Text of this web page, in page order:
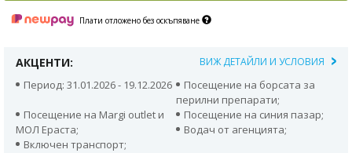
Плати отложено без оскъпяване
АКЦЕНТИ: ВИЖ ДЕТАЙЛИ И УСЛОВИЯ
Период: 31.01.2026 - 19.12.2026
Посещение на борсата за
перилни препарати;
Посещение на Мargi outlet и
МОЛ Ераста;
Посещение на синия пазар;
Водач от агенцията;
Включен транспорт;